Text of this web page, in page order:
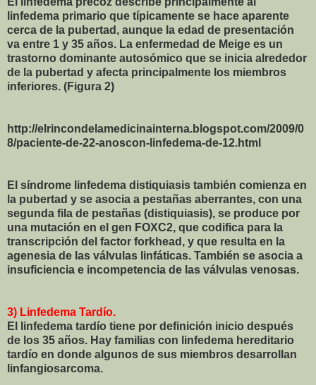
linfedema primario que típicamente se hace aparente
cerca de la pubertad, aunque la edad de presentación
va entre 1 y 35 años. La enfermedad de Meige es un
trastorno dominante autosómico que se inicia alrededor
de la pubertad y afecta principalmente los miembros
inferiores. (Figura 2)
http://elrincondelamedicinainterna.blogspot.com/2009/0
8/paciente-de-22-anoscon-linfedema-de-12.html
El síndrome linfedema distiquiasis también comienza en
la pubertad y se asocia a pestañas aberrantes, con una
segunda fila de pestañas (distiquiasis), se produce por
una mutación en el gen FOXC2, que codifica para la
transcripción del factor forkhead, y que resulta en la
agenesia de las válvulas linfáticas. También se asocia a
insuficiencia e incompetencia de las válvulas venosas.
3) Linfedema Tardío.
El linfedema tardío tiene por definición inicio después
de los 35 años. Hay familias con linfedema hereditario
tardío en donde algunos de sus miembros desarrollan
linfangiosarcoma.